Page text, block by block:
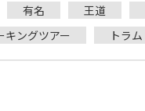
有名 王道
キングツアー トラム